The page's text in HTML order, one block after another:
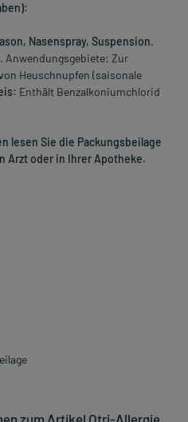
Nasenspray, Suspension.
Zur
Heuschnupfen (saisonale
Enthält Benzalkoniumchlorid
lesen Sie die Packungsbeilage
Arzt oder in Ihrer Apotheke.